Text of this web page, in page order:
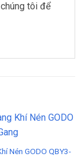
tôi để
Nén GODO QBY3-